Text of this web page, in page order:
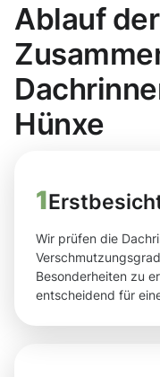
Ablauf der
Hünxe
1
Wir prüfen die
Besonderheiten zu
entscheidend für